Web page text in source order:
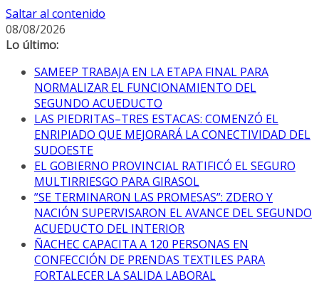
Saltar al contenido
08/08/2026
Lo último:
SAMEEP TRABAJA EN LA ETAPA FINAL PARA
NORMALIZAR EL FUNCIONAMIENTO DEL
SEGUNDO ACUEDUCTO
LAS PIEDRITAS–TRES ESTACAS: COMENZÓ EL
ENRIPIADO QUE MEJORARÁ LA CONECTIVIDAD DEL
SUDOESTE
EL GOBIERNO PROVINCIAL RATIFICÓ EL SEGURO
MULTIRRIESGO PARA GIRASOL
”SE TERMINARON LAS PROMESAS”: ZDERO Y
NACIÓN SUPERVISARON EL AVANCE DEL SEGUNDO
ACUEDUCTO DEL INTERIOR
ÑACHEC CAPACITA A 120 PERSONAS EN
CONFECCIÓN DE PRENDAS TEXTILES PARA
FORTALECER LA SALIDA LABORAL